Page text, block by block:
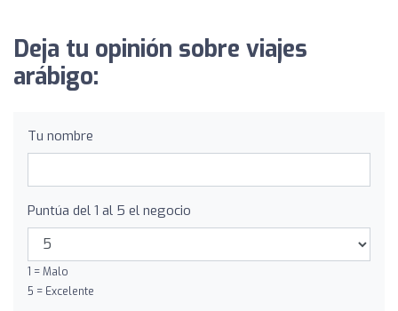
Deja tu opinión sobre viajes
arábigo:
Tu nombre
Puntúa del 1 al 5 el negocio
1 = Malo
5 = Excelente